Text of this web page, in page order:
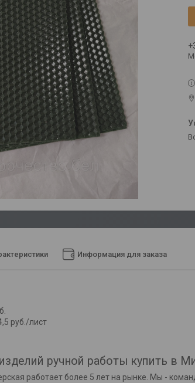
Информация для заказа
руб./лист
ручной работы купить в
работает более 5 лет на рынке. Мы -